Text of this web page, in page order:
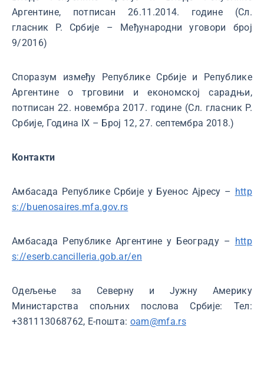
Аргентине, потписан 26.11.2014. године (Сл.
гласник Р. Србије – Међународни уговори број
9/2016)
Споразум између Републике Србије и Републике
Аргентине о трговини и економској сарадњи,
потписан 22. новембра 2017. године (Сл. гласник Р.
Србије, Година IX – Број 12, 27. септембра 2018.)
Контакти
Амбасада Рeпублике Србије у Буенос Ајресу – http
s://buenosaires.mfa.gov.rs
Амбасада Републике Аргентине у Београду – http
s://eserb.cancilleria.gob.ar/en
Одељење за Северну и Јужну Америку
Министарства спољних послова Србије: Тел:
+381113068762, Е-пошта: oam@mfa.rs